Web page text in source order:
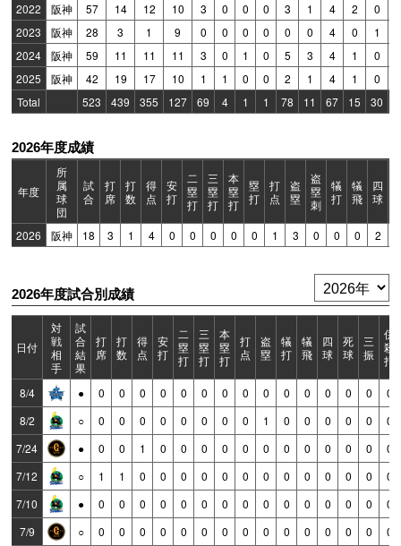
2022
阪神 57 14 12 10 3 0 0 0 3 1 4 2 0
2023
阪神 28 3 1 9 0 0 0 0 0 0 4 0 1
2024
阪神 59 11 11 11 3 0 1 0 5 3 4 1 0
2025
阪神 42 19 17 10 1 1 0 0 2 1 4 1 0
Total
523 439 355 127 69 4 1 1 78 11 67 15 30
2026年度成績
年度
所
属
球
団
試
合
打
席
打
数
得
点
安
打
二
塁
打
三
塁
打
本
塁
打
塁
打
打
点
盗
塁
盗
塁
刺
犠
打
犠
飛
四
球
2026 阪神 18 3 1 4 0 0 0 0 0 1 3 0 0 0 2
2026年度試合別成績
日付
対
戦
相
手
試
合
結
果
打
席
打
数
得
点
安
打
二
塁
打
三
塁
打
本
塁
打
打
点
盗
塁
犠
打
犠
飛
四
球
死
球
三
振
併
殺
打
8/4 ● 0 0 0 0 0 0 0 0 0 0 0 0 0 0
0
8/2
○ 0 0 0 0 0 0 0 0 1 0 0 0 0 0
0
7/24
● 0 0 1 0 0 0 0 0 0 0 0 0 0 0
0
7/12
○ 1 1 0 0 0 0 0 0 0 0 0 0 0 0
0
7/10
● 0 0 0 0 0 0 0 0 0 0 0 0 0 0
0
7/9
○ 0 0 0 0 0 0 0 0 0 0 0 0 0 0 0